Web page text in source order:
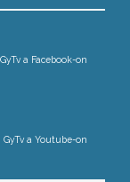
GyTv a Facebook-on
GyTv a Youtube-on